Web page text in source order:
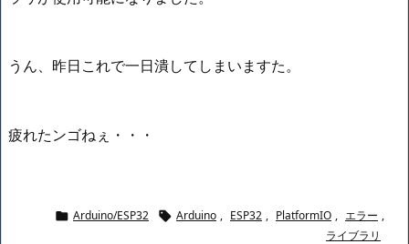
うん、昨日これで一日潰してしまいますた。
疲れたンゴねぇ・・・
 Arduino/ESP32  Arduino , ESP32 , PlatformIO , エラー ,
ライブラリ